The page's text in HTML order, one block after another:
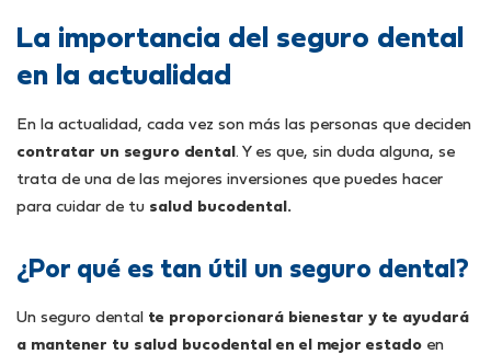
La importancia del seguro dental
en la actualidad
En la actualidad, cada vez son más las personas que deciden
contratar un seguro dental . Y es que, sin duda alguna, se
trata de una de las mejores inversiones que puedes hacer
para cuidar de tu salud bucodental.
¿Por qué es tan útil un seguro dental?
Un seguro dental te proporcionará bienestar y te ayudará
a mantener tu salud bucodental en el mejor estado en